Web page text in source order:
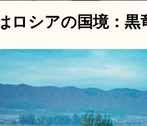
ロシアの国境：黒